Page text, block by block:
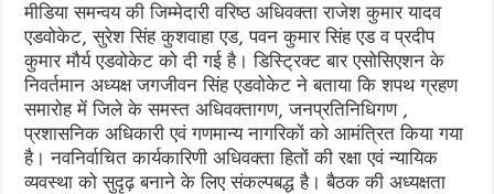
मीडिया समन्वय की जिम्मेदारी वरिष्ठ अधिवक्ता राजेश कुमार यादव
एडवोकेट, सुरेश सिंह कुशवाहा एड, पवन कुमार सिंह एड व प्रदीप
कुमार मौर्य एडवोकेट को दी गई है। डिस्ट्रिक्ट बार एसोसिएशन के
निवर्तमान अध्यक्ष जगजीवन सिंह एडवोकेट ने बताया कि शपथ ग्रहण
समारोह में जिले के समस्त अधिवक्तागण, जनप्रतिनिधिगण ,
प्रशासनिक अधिकारी एवं गणमान्य नागरिकों को आमंत्रित किया गया
है। नवनिर्वाचित कार्यकारिणी अधिवक्ता हितों की रक्षा एवं न्यायिक
व्यवस्था को सुदृढ़ बनाने के लिए संकल्पबद्ध है। बैठक की अध्यक्षता